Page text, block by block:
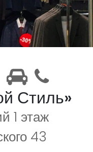
Стиль»
1 этаж
43